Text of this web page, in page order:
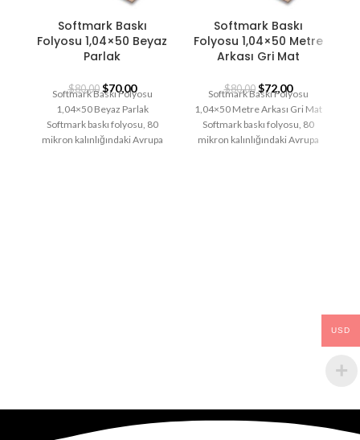
Softmark Baskı
Folyosu 1,04×50 Beyaz
Parlak
$80,00 $70,00
Softmark Baskı Folyosu
1,04×50 Beyaz Parlak
Softmark baskı folyosu, 80
mikron kalınlığındaki Avrupa
Softmark Baskı
Folyosu 1,04×50 Metre
Arkası Gri Mat
$80,00 $72,00
Softmark Baskı Folyosu
1,04×50 Metre Arkası Gri Mat
Softmark baskı folyosu, 80
mikron kalınlığındaki Avrupa
USD